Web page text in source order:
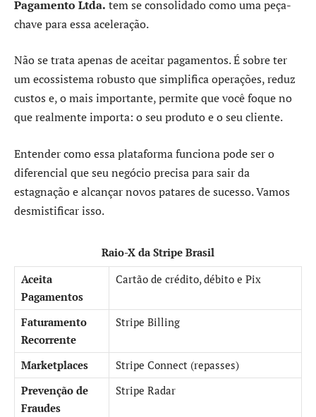
Pagamento Ltda. tem se consolidado como uma peça-
chave para essa aceleração.
Não se trata apenas de aceitar pagamentos. É sobre ter
um ecossistema robusto que simplifica operações, reduz
custos e, o mais importante, permite que você foque no
que realmente importa: o seu produto e o seu cliente.
Entender como essa plataforma funciona pode ser o
diferencial que seu negócio precisa para sair da
estagnação e alcançar novos patares de sucesso. Vamos
desmistificar isso.
Raio-X da Stripe Brasil
Aceita
Pagamentos
Cartão de crédito, débito e Pix
Faturamento
Recorrente
Stripe Billing
Marketplaces
Stripe Connect (repasses)
Prevenção de
Fraudes
Stripe Radar